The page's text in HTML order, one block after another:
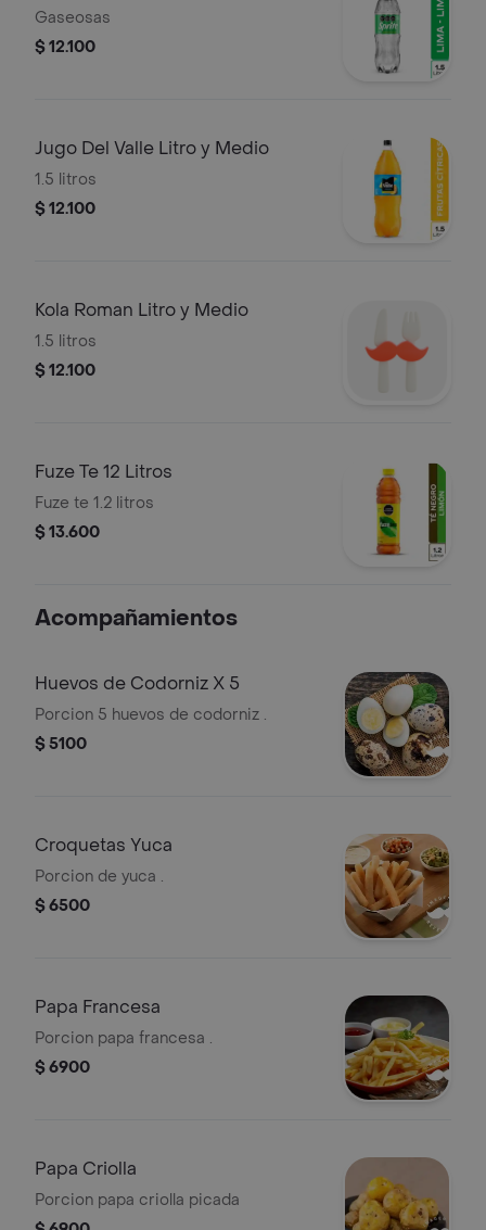
Gaseosas
$ 12.100
Jugo Del Valle Litro y Medio
1.5 litros
$ 12.100
Kola Roman Litro y Medio
1.5 litros
$ 12.100
Fuze Te 12 Litros
Fuze te 1.2 litros
$ 13.600
Acompañamientos
Huevos de Codorniz X 5
Porcion 5 huevos de codorniz .
$ 5100
Croquetas Yuca
Porcion de yuca .
$ 6500
Papa Francesa
Porcion papa francesa .
$ 6900
Papa Criolla
Porcion papa criolla picada